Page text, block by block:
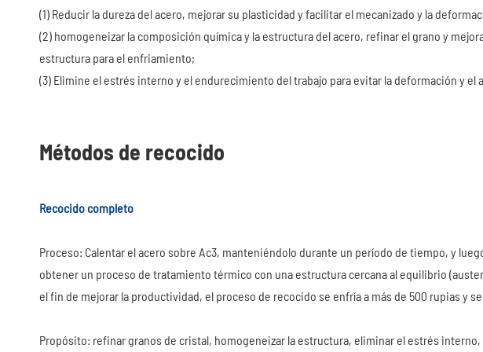
(1) Reducir la dureza del acero, mejorar su plasticidad y facilitar el mecanizado y la
(2) homogeneizar la composición química y la estructura del acero, refinar el grano y
estructura para el enfriamiento;
(3) Elimine el estrés interno y el endurecimiento del trabajo para evitar la deformación y el
Métodos de recocido
Recocido completo
Proceso: Calentar el acero sobre Ac3, manteniéndolo durante un período de tiempo, y
obtener un proceso de tratamiento térmico con una estructura cercana al equilibrio
el fin de mejorar la productividad, el proceso de recocido se enfría a más de 500 rupias y
Propósito: refinar granos de cristal, homogeneizar la estructura, eliminar el estrés